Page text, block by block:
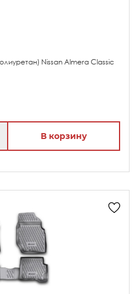
Nissan Almera Classic
В корзину